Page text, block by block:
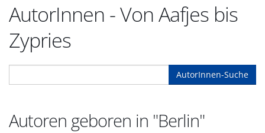
AutorInnen - Von Aafjes bis
Zypries
AutorInnen-Suche
Autoren geboren in "Berlin"